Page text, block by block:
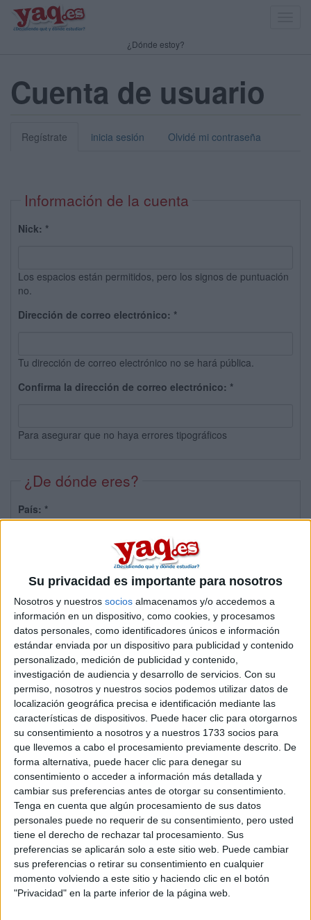
Su privacidad es importante para nosotros
Nosotros y nuestros socios almacenamos y/o accedemos a
información en un dispositivo, como cookies, y procesamos
datos personales, como identificadores únicos e información
estándar enviada por un dispositivo para publicidad y contenido
personalizado, medición de publicidad y contenido,
investigación de audiencia y desarrollo de servicios. Con su
permiso, nosotros y nuestros socios podemos utilizar datos de
localización geográfica precisa e identificación mediante las
características de dispositivos. Puede hacer clic para otorgarnos
su consentimiento a nosotros y a nuestros 1733 socios para
que llevemos a cabo el procesamiento previamente descrito. De
forma alternativa, puede hacer clic para denegar su
consentimiento o acceder a información más detallada y
cambiar sus preferencias antes de otorgar su consentimiento.
Tenga en cuenta que algún procesamiento de sus datos
personales puede no requerir de su consentimiento, pero usted
tiene el derecho de rechazar tal procesamiento. Sus
preferencias se aplicarán solo a este sitio web. Puede cambiar
sus preferencias o retirar su consentimiento en cualquier
momento volviendo a este sitio y haciendo clic en el botón
"Privacidad" en la parte inferior de la página web.
¿Dónde estoy?
Cuenta de usuario
Regístrate inicia sesión Olvidé mi contraseña
Información de la cuenta
Nick: *
Los espacios están permitidos, pero los signos de puntuación
no.
Dirección de correo electrónico: *
Tu dirección de correo electrónico no se hará pública.
Confirma la dirección de correo electrónico: *
Para asegurar que no haya errores tipográficos
¿De dónde eres?
País: *
Sobre ti
Soy:*
Chico
Chica
¿En qué año terminas (o terminaste) bachillerato o FP?
Soy estudiante de:*
Términos y Condiciones de Uso
Aceptolos Términos y Condicionesde uso*